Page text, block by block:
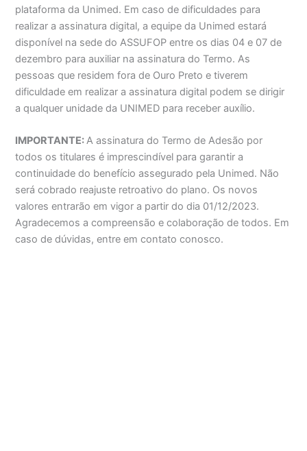
plataforma da Unimed. Em caso de dificuldades para
realizar a assinatura digital, a equipe da Unimed estará
disponível na sede do ASSUFOP entre os dias 04 e 07 de
dezembro para auxiliar na assinatura do Termo. As
pessoas que residem fora de Ouro Preto e tiverem
dificuldade em realizar a assinatura digital podem se dirigir
a qualquer unidade da UNIMED para receber auxílio.
IMPORTANTE:A assinatura do Termo de Adesão por
todos os titulares é imprescindível para garantir a
continuidade do benefício assegurado pela Unimed. Não
será cobrado reajuste retroativo do plano. Os novos
valores entrarão em vigor a partir do dia 01/12/2023.
Agradecemos a compreensão e colaboração de todos. Em
caso de dúvidas, entre em contato conosco.